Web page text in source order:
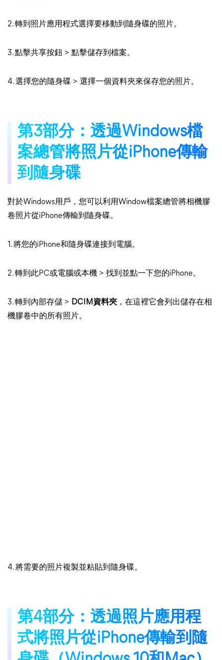
2. 轉到照片應用程式選擇要移動到隨身碟的照片。
3. 點擊共享按鈕 > 點擊儲存到檔案。
4. 選擇您的隨身碟 > 選擇一個資料夾來保存您的照片。
第3部分：透過Windows檔
案總管將照片從iPhone傳輸
到隨身碟
對於Windows用戶，您可以利用Window檔案總管將相機膠
卷照片從iPhone傳輸到隨身碟。
1. 將您的iPhone和隨身碟連接到電腦。
2. 轉到此PC或電腦或本機 > 找到並點一下您的iPhone。
3. 轉到內部存儲 > DCIM資料夾 ，在這裡它會列出儲存在相
機膠卷中的所有照片。
4. 將需要的照片複製並粘貼到隨身碟。
第4部分：透過照片應用程
式將照片從iPhone傳輸到隨